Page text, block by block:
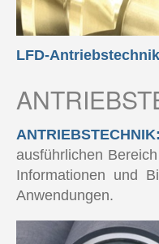
LFD-Antriebstechnik
ANTRIEBSTECHNIK:
ausführlichen
Informationen und
Anwendungen.